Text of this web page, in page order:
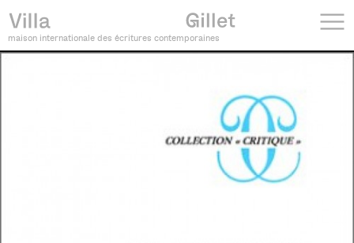
maison internationale des écritures contemporaines